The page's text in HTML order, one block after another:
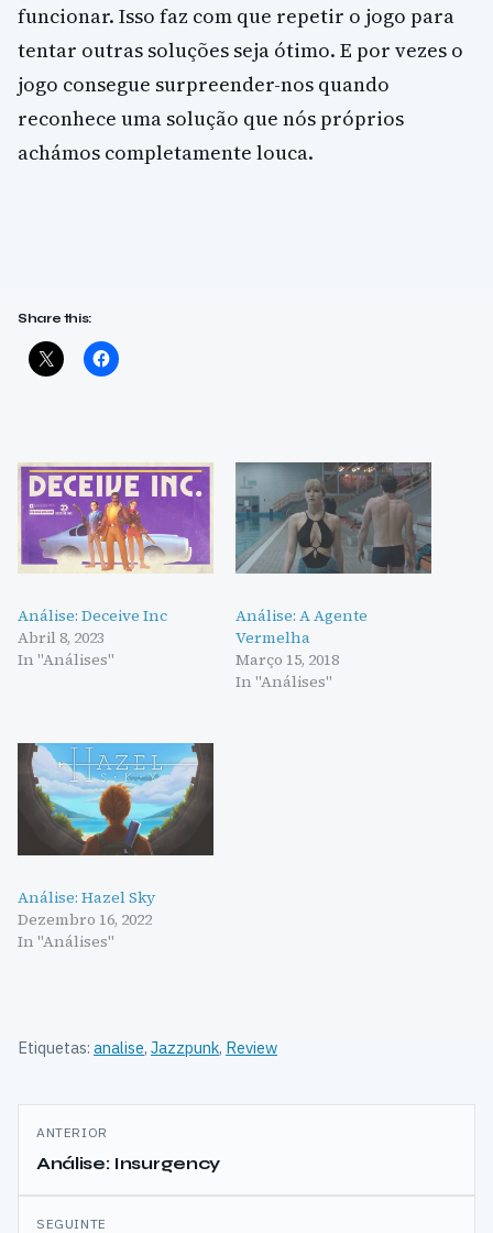
funcionar. Isso faz com que repetir o jogo para
tentar outras soluções seja ótimo. E por vezes o
jogo consegue surpreender-nos quando
reconhece uma solução que nós próprios
achámos completamente louca.
Share this:
Análise: Deceive Inc
Abril 8, 2023
In "Análises"
Análise: A Agente
Vermelha
Março 15, 2018
In "Análises"
Análise: Hazel Sky
Dezembro 16, 2022
In "Análises"
Etiquetas: analise, Jazzpunk, Review
Navegação
de
artigos
ANTERIOR
Análise: Insurgency
SEGUINTE